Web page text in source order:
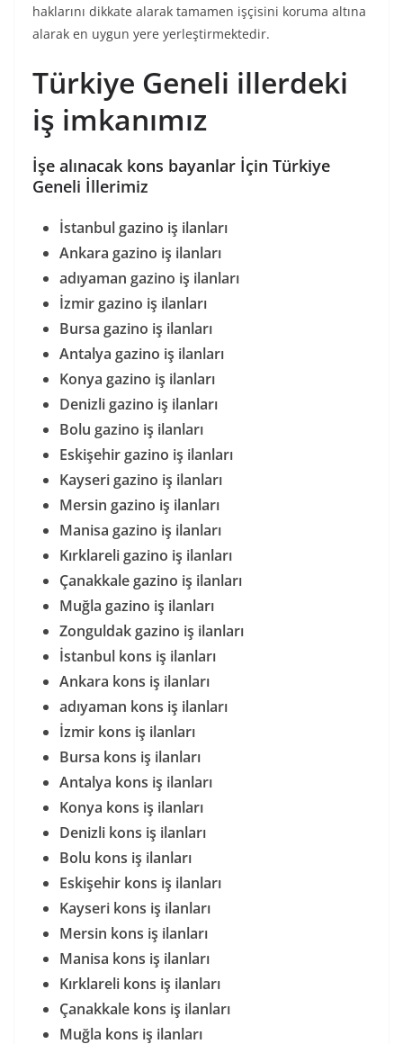
haklarını dikkate alarak tamamen işçisini koruma altına
alarak en uygun yere yerleştirmektedir.
Türkiye Geneli illerdeki
iş imkanımız
İşe alınacak kons bayanlar İçin Türkiye
Geneli İllerimiz
İstanbul gazino iş ilanları
Ankara gazino iş ilanları
adıyaman gazino iş ilanları
İzmir gazino iş ilanları
Bursa gazino iş ilanları
Antalya gazino iş ilanları
Konya gazino iş ilanları
Denizli gazino iş ilanları
Bolu gazino iş ilanları
Eskişehir gazino iş ilanları
Kayseri gazino iş ilanları
Mersin gazino iş ilanları
Manisa gazino iş ilanları
Kırklareli gazino iş ilanları
Çanakkale gazino iş ilanları
Muğla gazino iş ilanları
Zonguldak gazino iş ilanları
İstanbul kons iş ilanları
Ankara kons iş ilanları
adıyaman kons iş ilanları
İzmir kons iş ilanları
Bursa kons iş ilanları
Antalya kons iş ilanları
Konya kons iş ilanları
Denizli kons iş ilanları
Bolu kons iş ilanları
Eskişehir kons iş ilanları
Kayseri kons iş ilanları
Mersin kons iş ilanları
Manisa kons iş ilanları
Kırklareli kons iş ilanları
Çanakkale kons iş ilanları
Muğla kons iş ilanları